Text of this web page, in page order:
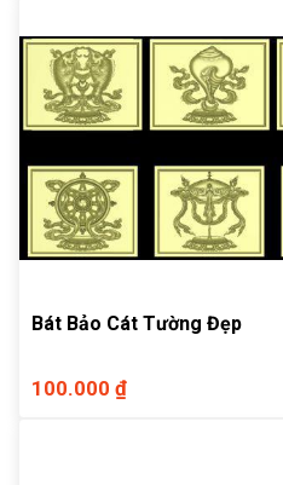
Bát Bảo Cát Tường Đẹp
100.000 ₫